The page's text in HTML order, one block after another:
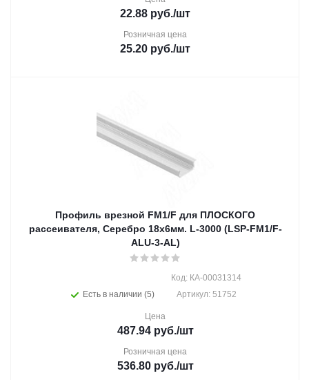
22.88 руб./шт
Розничная цена
25.20 руб./шт
Профиль врезной FM1/F для ПЛОСКОГО
рассеивателя, Серебро 18х6мм. L-3000 (LSP-FM1/F-
ALU-3-AL)
Есть в наличии (5)
Код: КА-00031314
Артикул: 51752
Цена
487.94руб./шт
Розничная цена
536.80руб./шт